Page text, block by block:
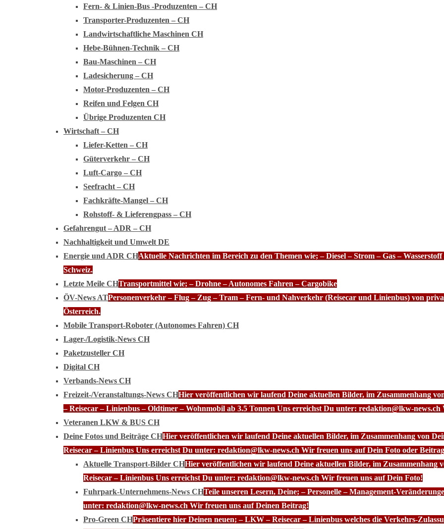
Fern- & Linien-Bus -Produzenten – CH
Transporter-Produzenten – CH
Landwirtschaftliche Maschinen CH
Hebe-Bühnen-Technik – CH
Bau-Maschinen – CH
Ladesicherung – CH
Motor-Produzenten – CH
Reifen und Felgen CH
Übrige Produzenten CH
Wirtschaft – CH
Liefer-Ketten – CH
Güterverkehr – CH
Luft-Cargo – CH
Seefracht – CH
Fachkräfte-Mangel – CH
Rohstoff- & Lieferengpass – CH
Gefahrengut – ADR – CH
Nachhaltigkeit und Umwelt DE
Energie und ADR CHAktuelle Nachrichten im Bereich zu den Themen wie; – Diesel – Strom – Gas –
Schweiz.
Letzte Meile CHTransportmittel wie; – Drohne – Autonomes Fahren – Cargobike
ÖV-News ATPersonenverkehr – Flug – Zug – Tram – Fern- und Nahverkehr (Reisecar und Linienbus) von
Österreich.
Mobile Transport-Roboter (Autonomes Fahren) CH
Lager-/Logistik-News CH
Paketzusteller CH
Digital CH
Verbands-News CH
Freizeit-/Veranstaltungs-News CHHier veröffentlichen wir laufend Deine aktuellen Bilder, im Zusammenhang
– Reisecar – Linienbus – Oldtimer – Wohnmobil ab 3.5 Tonnen Uns erreichst Du unter: redaktion@lkw-
Veteranen LKW & BUS CH
Deine Fotos und Beiträge CHHier veröffentlichen wir laufend Deine aktuellen Bilder, im Zusammenhang von
Reisecar – Linienbus Uns erreichst Du unter: redaktion@lkw-news.ch Wir freuen uns auf Dein Foto oder
Aktuelle Transport-Bilder CHHier veröffentlichen wir laufend Deine aktuellen Bilder, im
Reisecar – Linienbus Uns erreichst Du unter: redaktion@lkw-news.ch Wir freuen uns auf Dein Foto!
Fuhrpark-Unternehmens-News CHTeile unseren Lesern, Deine; – Personelle – Management-
unter: redaktion@lkw-news.ch Wir freuen uns auf Deinen Beitrag!
Pro-Green CHPräsentiere hier Deinen neuen; – LKW – Reisecar – Linienbus welches die Verkehrs-